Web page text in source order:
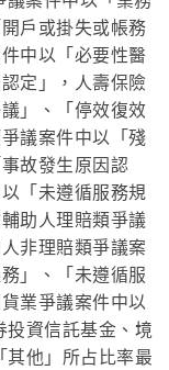
戶或掛失或帳務
中以「必要性醫
定」，人壽保險
」、「停效復效
議案件中以「殘
故發生原因認
「未遵循服務規
助人理賠類爭議
非理賠類爭議案
」、「未遵循服
業爭議案件中以
投資信託基金、境
他」所占比率最